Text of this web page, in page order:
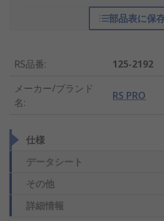
部品表に保
RS品番:
125-2192
メーカー/ブランド
名:
RS PRO
仕様
データシート
その他
詳細情報